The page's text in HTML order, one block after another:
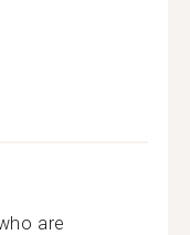
are